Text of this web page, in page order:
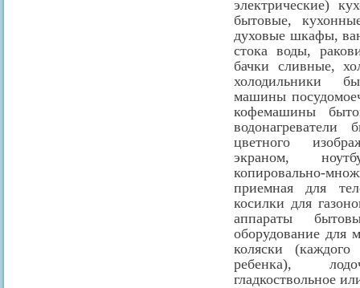
электрические)
бытовые,
духовые шкафы,
стока воды,
бачки сливные,
холодильники
машины
кофемашины
цветного
экраном,
копировально-
приемная для
косилки для
аппараты
оборудование для
коляски
ребенка),
гладкоствольное